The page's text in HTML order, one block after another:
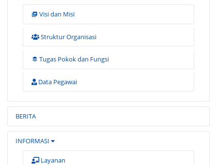
Visi dan Misi
Struktur Organisasi
Tugas Pokok dan Fungsi
Data Pegawai
BERITA
INFORMASI
Layanan